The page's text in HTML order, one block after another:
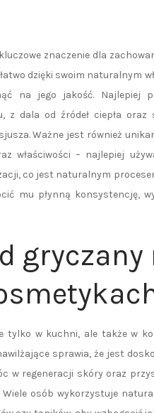
znaczenie dla
dzięki swoim naturalnym
na jego jakość. Najlepiej
dala od źródeł ciepła oraz
Ważne jest również
właściwości – najlepiej
co jest naturalnym
mu płynną konsystencję,
gryczany
tylko w kuchni, ale także w
sprawia, że jest
w regeneracji skóry oraz
osób wykorzystuje